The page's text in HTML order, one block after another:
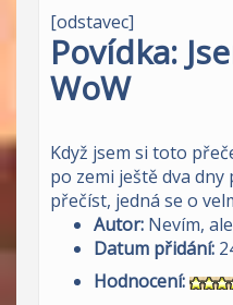
[odstavec]
Povídka:
WoW
Když jsem si toto
po zemi ještě dva
přečíst, jedná se o
Autor: Nevím,
Datum přidání:
Hodnocení: